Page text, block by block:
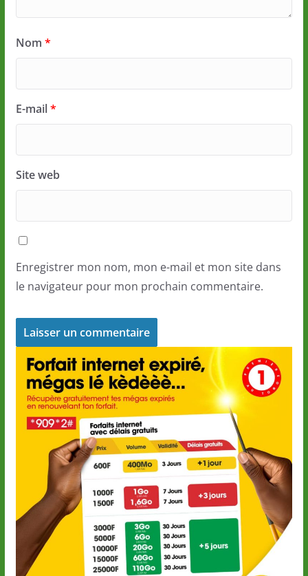
Nom *
E-mail*
Site web
Enregistrer mon nom, mon e-mail et mon site dans
le navigateur pour mon prochain commentaire.